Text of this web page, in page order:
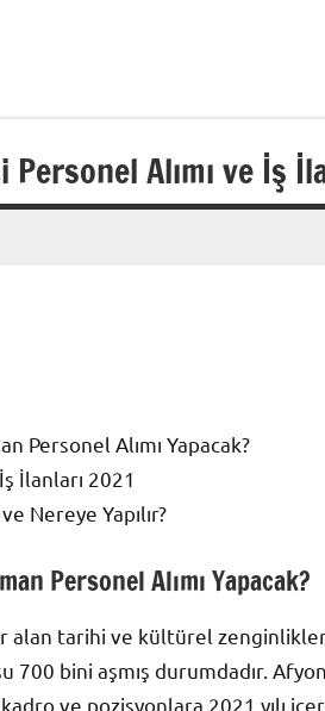
Alımı ve İş
Personel Alımı Yapacak?
İlanları 2021
Nereye Yapılır?
Personel Alımı Yapacak?
alan tarihi ve kültürel
700 bini aşmış durumdadır.
ve pozisyonlara 2021 yılı